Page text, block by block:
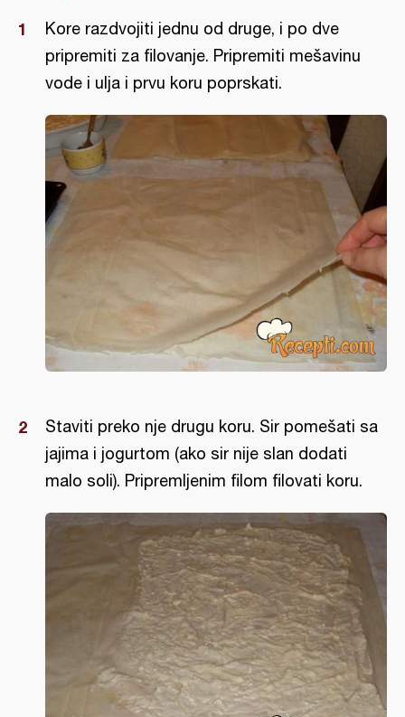
Kore razdvojiti jednu od druge, i po dve
pripremiti za filovanje. Pripremiti mešavinu
vode i ulja i prvu koru poprskati.
Staviti preko nje drugu koru. Sir pomešati sa
jajima i jogurtom (ako sir nije slan dodati
malo soli). Pripremljenim filom filovati koru.